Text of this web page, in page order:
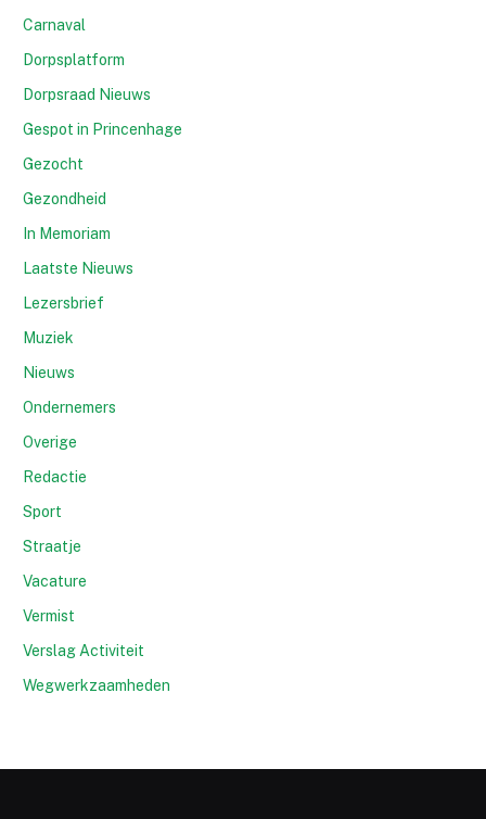
Carnaval
Dorpsplatform
Dorpsraad Nieuws
Gespot in Princenhage
Gezocht
Gezondheid
In Memoriam
Laatste Nieuws
Lezersbrief
Muziek
Nieuws
Ondernemers
Overige
Redactie
Sport
Straatje
Vacature
Vermist
Verslag Activiteit
Wegwerkzaamheden